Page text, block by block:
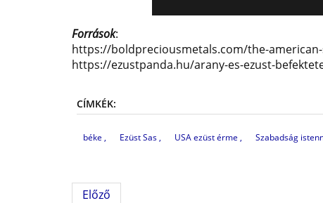
Források:
https://boldpreciousmetals.com/the-
https://ezustpanda.hu/arany-es-ezust-
CÍMKÉK:
béke Ezüst Sas USA ezüst érme Szabadság
Előző